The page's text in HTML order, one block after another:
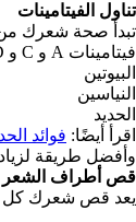
تناول الفيتامينات
تبدأ صحة شعرك من
فيتامينات A و C و D و E.
البيوتين
النياسين
الحديد
اقرأ أيضًا: فوائد
وأفضل طريقة
قص أطراف الشعر
يعد قص شعرك كل 8-10 أسابيع مفيدًا لكل أنواع الشعر؛ حيث يساعد على التخلص من النهايات المتقصفة والشعر المتضرر بسبب تجفيف الشعر الحراري، وصبغه.